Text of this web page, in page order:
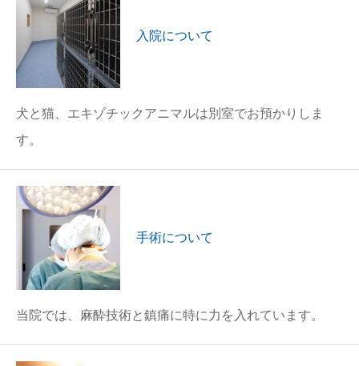
入院について
犬と猫、エキゾチックアニマルは別室でお預かりしま
す。
手術について
当院では、麻酔技術と鎮痛に特に力を入れています。